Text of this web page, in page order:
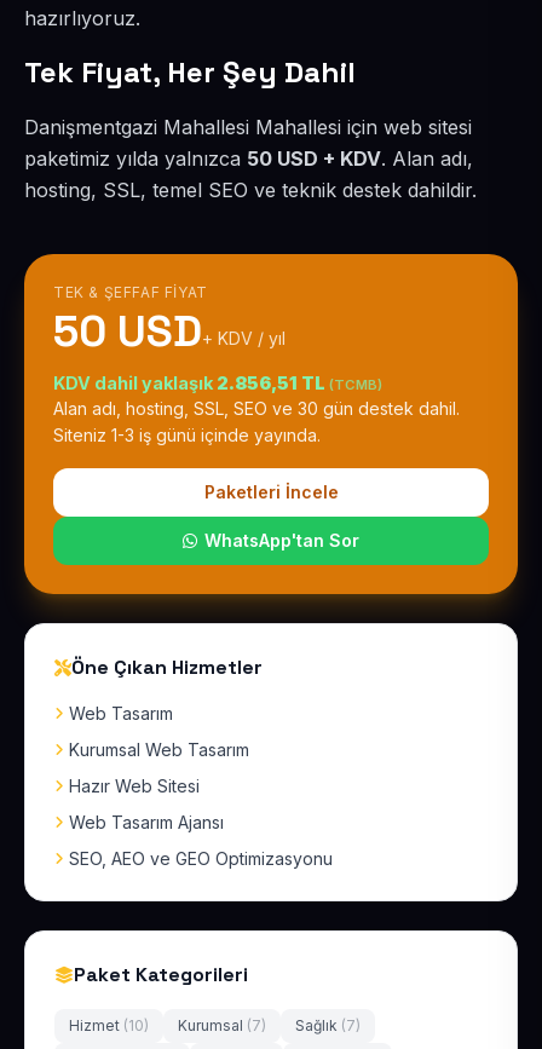
hazırlıyoruz.
Tek Fiyat, Her Şey Dahil
Danişmentgazi Mahallesi Mahallesi için web sitesi
paketimiz yılda yalnızca 50 USD + KDV. Alan adı,
hosting, SSL, temel SEO ve teknik destek dahildir.
TEK & ŞEFFAF FIYAT
50 USD+ KDV / yıl
KDV dahil yaklaşık 2.856,51 TL (TCMB)
Alan adı, hosting, SSL, SEO ve 30 gün destek dahil.
Siteniz 1-3 iş günü içinde yayında.
Paketleri İncele
WhatsApp'tan Sor
Öne Çıkan Hizmetler
Web Tasarım
Kurumsal Web Tasarım
Hazır Web Sitesi
Web Tasarım Ajansı
SEO, AEO ve GEO Optimizasyonu
Paket Kategorileri
Hizmet (10) Kurumsal (7) Sağlık (7)